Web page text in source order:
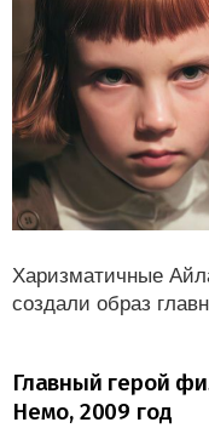
Харизматичные
создали образ
Главный герой
Немо, 2009 год